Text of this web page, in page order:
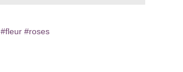
#fleur #roses